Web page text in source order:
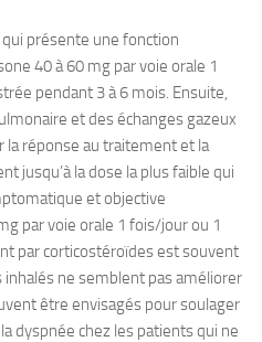
présente une fonction
40 à 60 mg par voie orale 1
pendant 3 à 6 mois. Ensuite,
et des échanges gazeux
réponse au traitement et la
jusqu’à la dose la plus faible qui
et objective
par voie orale 1 fois/jour ou 1
par corticostéroïdes est souvent
ne semblent pas améliorer
être envisagés pour soulager
dyspnée chez les patients qui ne